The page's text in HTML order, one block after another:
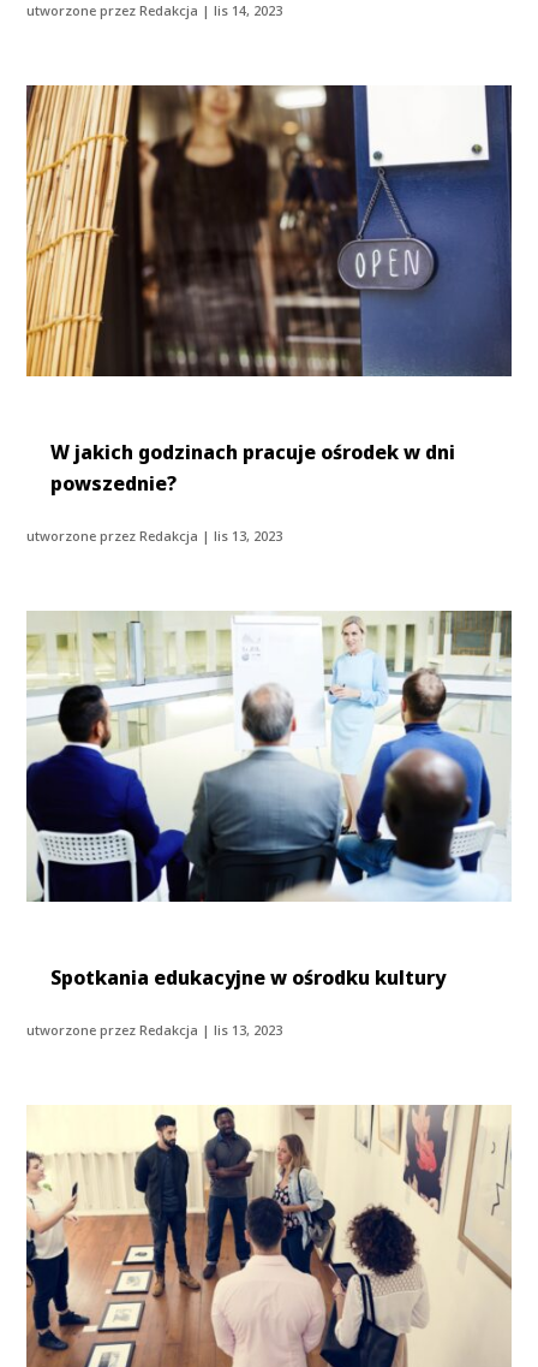
utworzone przezRedakcja |lis 14, 2023
W jakich godzinach pracuje ośrodek w dni
powszednie?
utworzone przezRedakcja |lis 13, 2023
Spotkania edukacyjne w ośrodku kultury
utworzone przezRedakcja |lis 13, 2023